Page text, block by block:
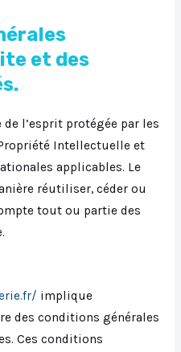
et des
l’esprit protégée par les
Intellectuelle et
applicables. Le
réutiliser, céder ou
tout ou partie des
implique
des conditions générales
Ces conditions